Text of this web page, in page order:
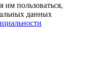
пользоваться,
данных